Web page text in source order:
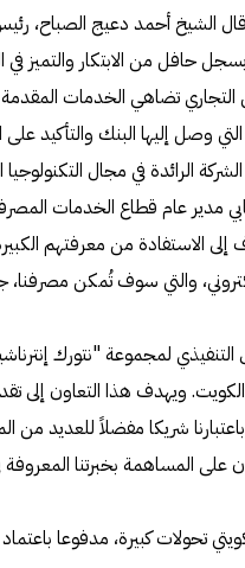
الشيخ أحمد دعيج الصباح،
بسجل حافل من الابتكار
تضاهي الخدمات المقدمة
وصل إليها البنك والتأكيد
الرائدة في مجال
مدير عام قطاع الخدمات
إلى الاستفادة من معرفتهم
والتي سوف تُمكن مصرفنا،
التنفيذي لمجموعة "نتورك
الكويت. ويهدف هذا التعاون
شريكا مفضلاً للعديد
على المساهمة بخبرتنا
تحولات كبيرة، مدفوعا